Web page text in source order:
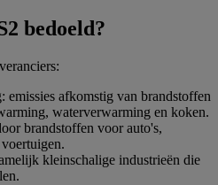
bedoeld?
emissies afkomstig van brandstoffen
waterverwarming en koken.
brandstoffen voor auto's,
kleinschalige industrieën die